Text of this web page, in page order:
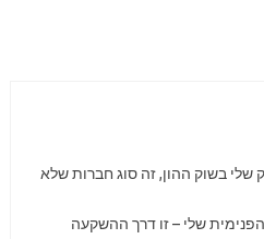
בשוק ההון, זה סוג חברות שלא
שלי – זו דרך ההשקעה